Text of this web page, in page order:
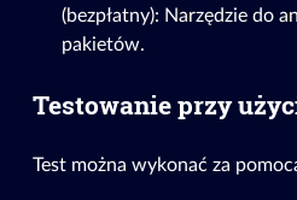
(bezpłatny): Narzędzie do
pakietów.
Testowanie przy
Test można wykonać za